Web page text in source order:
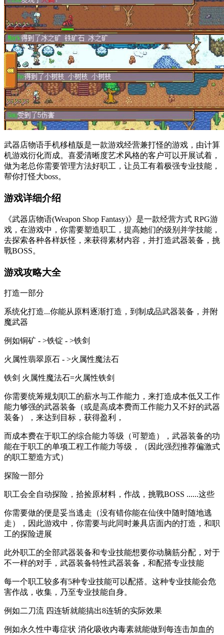
武器店物语手机移植版是一款游戏经营兼打怪的游戏，由计算
机游戏衍化而成。喜爱清晰度艺术风格的客户可以开展试着，
做为老总你需要管理方法好职工，让员工有着极强专业技能，
帮你打怪大boss。
游戏详细介绍
《武器店物语(Weapon Shop Fantasy)》是一款经营方式 RPG游
戏，在游戏中，你需要塑造职工，提高她们的级别并学技能，
去探索各种各样妖怪，来获得素材内容，并打造武器装备，挑
戰BOSS。
游戏攻略大全
打造一部分
系统化打造...你能从原料逐渐打造，到制成品武器装备，并附
魔武器
例如铜矿 - >铁锭 - >铁剑
火属性翡翠原石 - >火属性魔法石
铁剑 火属性魔法石=火属性铁剑
你需要统筹规划职工的薪水与工作能力，来打造成本低又工作
能力够强的武器装备（或是高成本费而工作能力又不好的武器
装备），来达到目标，获得盈利，
而成本费在于职工的综合能力等级（可塑造），武器装备的功
能在于职工的单项工程工作能力等级，（因此强烈推荐偏激式
的职工塑造方式）
探险一部分
职工会全自动探险，拾捡原材料，作战，挑戰BOSS ......这些
你需要做的便是妥当逃走（没有错你能在仙侠中随时随地逃
走），因此游戏中，你需要与此同时兼具店面内的打造，和职
工的探险进展
此外职工的全部武器装备和专业技能想要你动脑筋分配，对于
不一样的对手，武器装备特性武器装备，和配搭专业技能
每一个职工较多有5种专业技能可以配搭。这种专业技能会危
害作战，收集，乃至专业技能自身。
例如二刀流 四连斩就能搞出8连斩的实际效果
例如永久性中毒症状 消化吸收内毒素就能做到每连击加血的